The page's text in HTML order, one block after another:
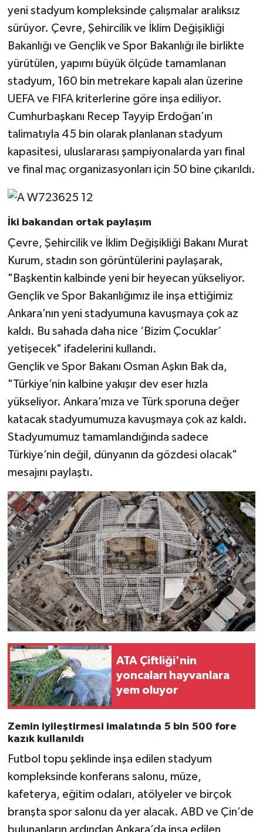
yeni stadyum kompleksinde çalışmalar aralıksız
sürüyor. Çevre, Şehircilik ve İklim Değişikliği
Bakanlığı ve Gençlik ve Spor Bakanlığı ile birlikte
yürütülen, yapımı büyük ölçüde tamamlanan
stadyum, 160 bin metrekare kapalı alan üzerine
UEFA ve FIFA kriterlerine göre inşa ediliyor.
Cumhurbaşkanı Recep Tayyip Erdoğan’ın
talimatıyla 45 bin olarak planlanan stadyum
kapasitesi, uluslararası şampiyonalarda yarı final
ve final maç organizasyonları için 50 bine çıkarıldı.
İki bakandan ortak paylaşım
Çevre, Şehircilik ve İklim Değişikliği Bakanı Murat
Kurum, stadın son görüntülerini paylaşarak,
"Başkentin kalbinde yeni bir heyecan yükseliyor.
Gençlik ve Spor Bakanlığımız ile inşa ettiğimiz
Ankara’nın yeni stadyumuna kavuşmaya çok az
kaldı. Bu sahada daha nice ‘Bizim Çocuklar’
yetişecek" ifadelerini kullandı.
Gençlik ve Spor Bakanı Osman Aşkın Bak da,
"Türkiye’nin kalbine yakışır dev eser hızla
yükseliyor. Ankara’mıza ve Türk sporuna değer
katacak stadyumumuza kavuşmaya çok az kaldı.
Stadyumumuz tamamlandığında sadece
Türkiye’nin değil, dünyanın da gözdesi olacak"
mesajını paylaştı.
ATA Çiftliği'nin
yoncaları hayvanlara
yem oluyor
Zemin iyileştirmesi imalatında 5 bin 500 fore
kazık kullanıldı
Futbol topu şeklinde inşa edilen stadyum
kompleksinde konferans salonu, müze,
kafeterya, eğitim odaları, atölyeler ve birçok
branşta spor salonu da yer alacak. ABD ve Çin’de